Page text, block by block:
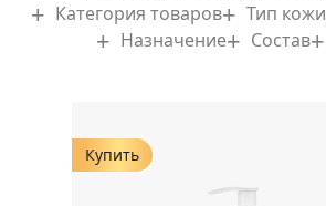
Категория товаров
Тип кожи
Назначение
Состав
Купить